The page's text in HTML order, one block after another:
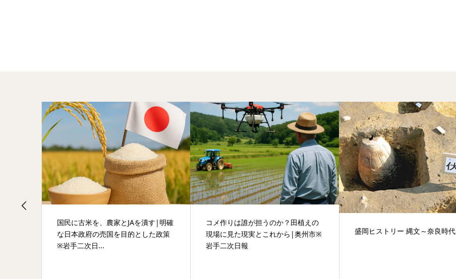
国民に古米を、農家とJAを潰す|明確
な日本政府の売国を目的とした政策
※岩手二次日...
コメ作りは誰が担うのか？田植えの
現場に見た現実とこれから|奥州市※
岩手二次日報
盛岡ヒストリー 縄文～奈良時代